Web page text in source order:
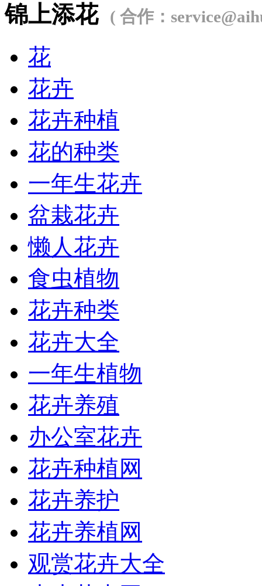
锦上添花 ( 合作：
花
花卉
花卉种植
花的种类
一年生花卉
盆栽花卉
懒人花卉
食虫植物
花卉种类
花卉大全
一年生植物
花卉养殖
办公室花卉
花卉种植网
花卉养护
花卉养植网
观赏花卉大全